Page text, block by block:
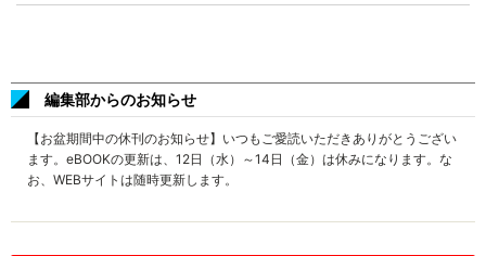
編集部からのお知らせ
【お盆期間中の休刊のお知らせ】いつもご愛読いただきありがとうござい
ます。eBOOKの更新は、12日（水）～14日（金）は休みになります。な
お、WEBサイトは随時更新します。